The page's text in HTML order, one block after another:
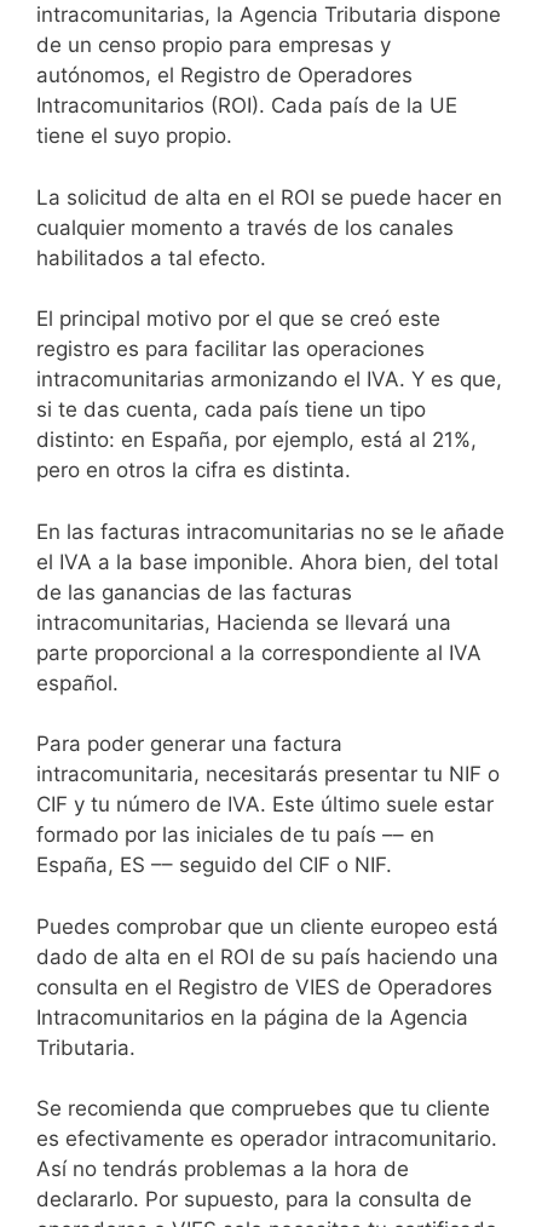
intracomunitarias, la Agencia Tributaria dispone
de un censo propio para empresas y
autónomos, el Registro de Operadores
Intracomunitarios (ROI). Cada país de la UE
tiene el suyo propio.
La solicitud de alta en el ROI se puede hacer en
cualquier momento a través de los canales
habilitados a tal efecto.
El principal motivo por el que se creó este
registro es para facilitar las operaciones
intracomunitarias armonizando el IVA. Y es que,
si te das cuenta, cada país tiene un tipo
distinto: en España, por ejemplo, está al 21%,
pero en otros la cifra es distinta.
En las facturas intracomunitarias no se le añade
el IVA a la base imponible. Ahora bien, del total
de las ganancias de las facturas
intracomunitarias, Hacienda se llevará una
parte proporcional a la correspondiente al IVA
español.
Para poder generar una factura
intracomunitaria, necesitarás presentar tu NIF o
CIF y tu número de IVA. Este último suele estar
formado por las iniciales de tu país –– en
España, ES –– seguido del CIF o NIF.
Puedes comprobar que un cliente europeo está
dado de alta en el ROI de su país haciendo una
consulta en el Registro de VIES de Operadores
Intracomunitarios en la página de la Agencia
Tributaria.
Se recomienda que compruebes que tu cliente
es efectivamente es operador intracomunitario.
Así no tendrás problemas a la hora de
declararlo. Por supuesto, para la consulta de